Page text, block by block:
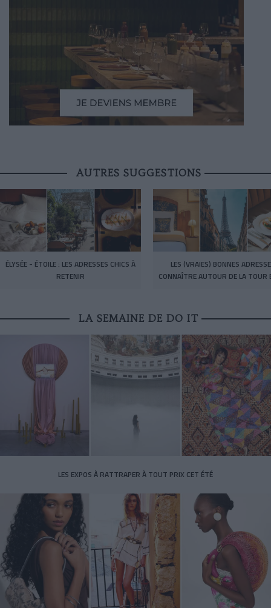
AUTRES SUGGESTIONS
ÉLYSÉE - ÉTOILE : LES ADRESSES CHICS À
RETENIR
LES (VRAIES) BONNES
CONNAÎTRE AUTOUR DE LA TOUR
LA SEMAINE DE DO IT
LES EXPOS À RATTRAPER À TOUT PRIX CET ÉTÉ